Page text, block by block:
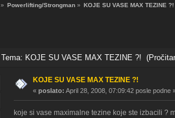
» Powerlifting/Strongman » KOJE SU VASE MAX TEZINE ?!
Tema: KOJE SU VASE MAX TEZINE ?!
KOJE SU VASE MAX TEZINE ?!
« poslato: April 28, 2008, 07:09:42 posle podne
koje si vase maximalne tezine koje ste izbacili ?